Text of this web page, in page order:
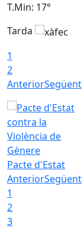
T.Min: 17°
Tarda
1
2
AnteriorSegüent
Pacte d'Estat
AnteriorSegüent
1
2
3